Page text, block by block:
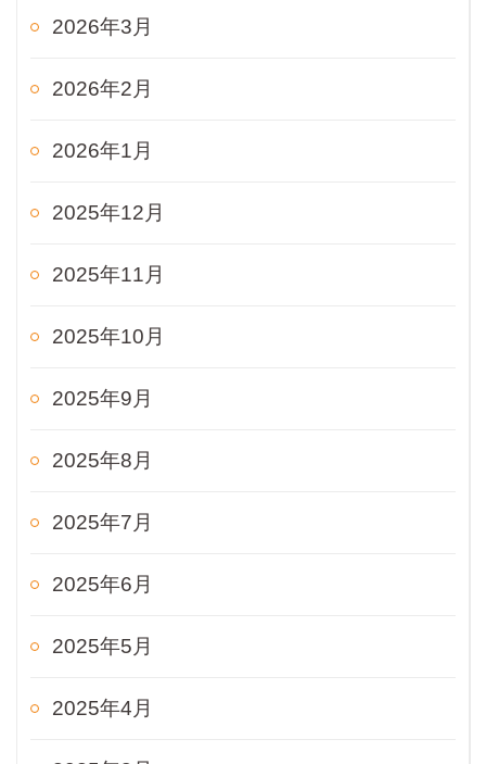
2026年3月
2026年2月
2026年1月
2025年12月
2025年11月
2025年10月
2025年9月
2025年8月
2025年7月
2025年6月
2025年5月
2025年4月